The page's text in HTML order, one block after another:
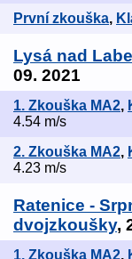
První zkouška,
Lysá nad
09. 2021
1. Zkouška MA2,
4.54 m/s
2. Zkouška MA2,
4.23 m/s
Ratenice -
dvojzkoušky,
1. Zkouška MA2,